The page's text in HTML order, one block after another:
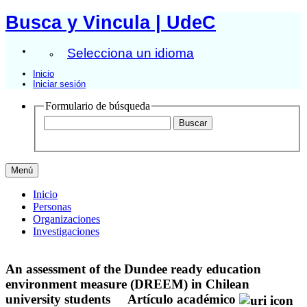
Busca y Vincula | UdeC
Selecciona un idioma
Inicio
Iniciar sesión
Formulario de búsqueda
Menú
Inicio
Personas
Organizaciones
Investigaciones
An assessment of the Dundee ready education
environment measure (DREEM) in Chilean
university students
Artículo académico